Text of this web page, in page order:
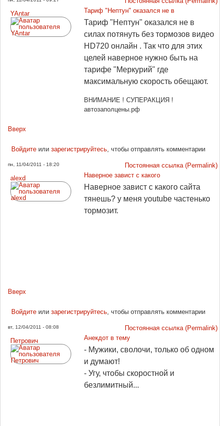
YAntar
Тариф "Нептун" оказался не в
Тариф "Нептун" оказался не в
силах потянуть без тормозов видео
HD720 онлайн . Так что для этих
целей наверное нужно быть на
тарифе "Меркурий" где
максимальную скорость обещают.
ВНИМАНИЕ ! СУПЕРАКЦИЯ !
автозаполцены.рф
Вверх
Войдитеили зарегистрируйтесь, чтобы отправлять комментарии
пн, 11/04/2011 - 18:20
Постоянная ссылка (Permalink)
alexd
Наверное завист с какого
Наверное завист с какого сайта
тянешь? у меня youtube частенько
тормозит.
Вверх
Войдитеили зарегистрируйтесь, чтобы отправлять комментарии
вт, 12/04/2011 - 08:08
Постоянная ссылка (Permalink)
Петрович
Анекдот в тему
- Мужики, сволочи, только об одном
и думают!
- Угу, чтобы скоростной и
безлимитный...